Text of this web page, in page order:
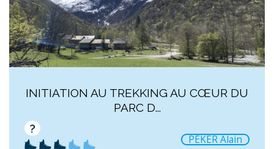
INITIATION AU TREKKING AU CŒUR DU
PARC D...
?
PEKER Alain